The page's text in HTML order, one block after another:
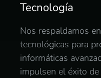
Tecnología
Nos respaldamos
tecnológicas para
informáticas
impulsen el éxito